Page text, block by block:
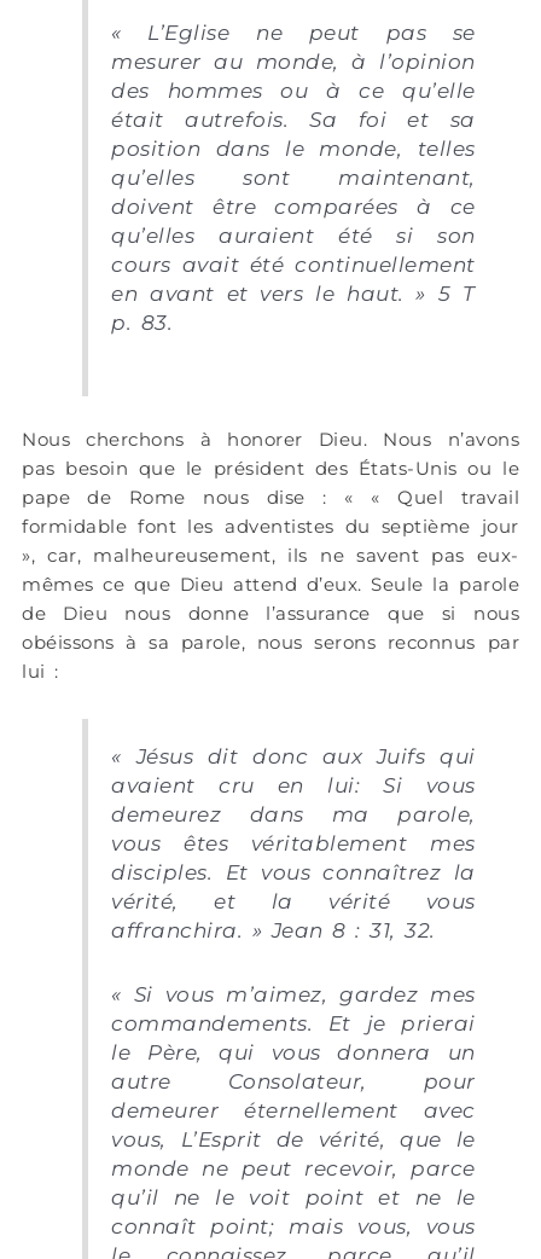
« L’Eglise ne peut pas se
mesurer au monde, à l’opinion
des hommes ou à ce qu’elle
était autrefois. Sa foi et sa
position dans le monde, telles
qu’elles sont maintenant,
doivent être comparées à ce
qu’elles auraient été si son
cours avait été continuellement
en avant et vers le haut. » 5 T
p. 83.
Nous cherchons à honorer Dieu. Nous n’avons
pas besoin que le président des États-Unis ou le
pape de Rome nous dise : « « Quel travail
formidable font les adventistes du septième jour
», car, malheureusement, ils ne savent pas eux-
mêmes ce que Dieu attend d’eux. Seule la parole
de Dieu nous donne l’assurance que si nous
obéissons à sa parole, nous serons reconnus par
lui :
« Jésus dit donc aux Juifs qui
avaient cru en lui: Si vous
demeurez dans ma parole,
vous êtes véritablement mes
disciples. Et vous connaîtrez la
vérité, et la vérité vous
affranchira. » Jean 8 : 31, 32.
« Si vous m’aimez, gardez mes
commandements. Et je prierai
le Père, qui vous donnera un
autre Consolateur, pour
demeurer éternellement avec
vous, L’Esprit de vérité, que le
monde ne peut recevoir, parce
qu’il ne le voit point et ne le
connaît point; mais vous, vous